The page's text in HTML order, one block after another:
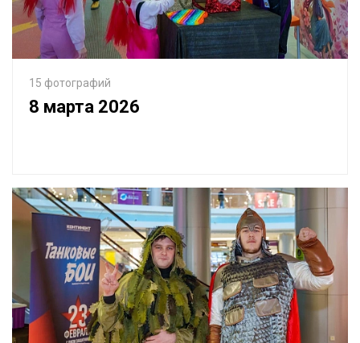
15 фотографий
8 марта 2026